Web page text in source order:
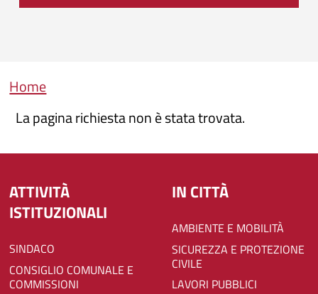
Briciole di pane
Home
La pagina richiesta non è stata trovata.
ATTIVITÀ
ISTITUZIONALI
SINDACO
CONSIGLIO COMUNALE E
COMMISSIONI
IN CITTÀ
AMBIENTE E MOBILITÀ
SICUREZZA E PROTEZIONE
CIVILE
LAVORI PUBBLICI